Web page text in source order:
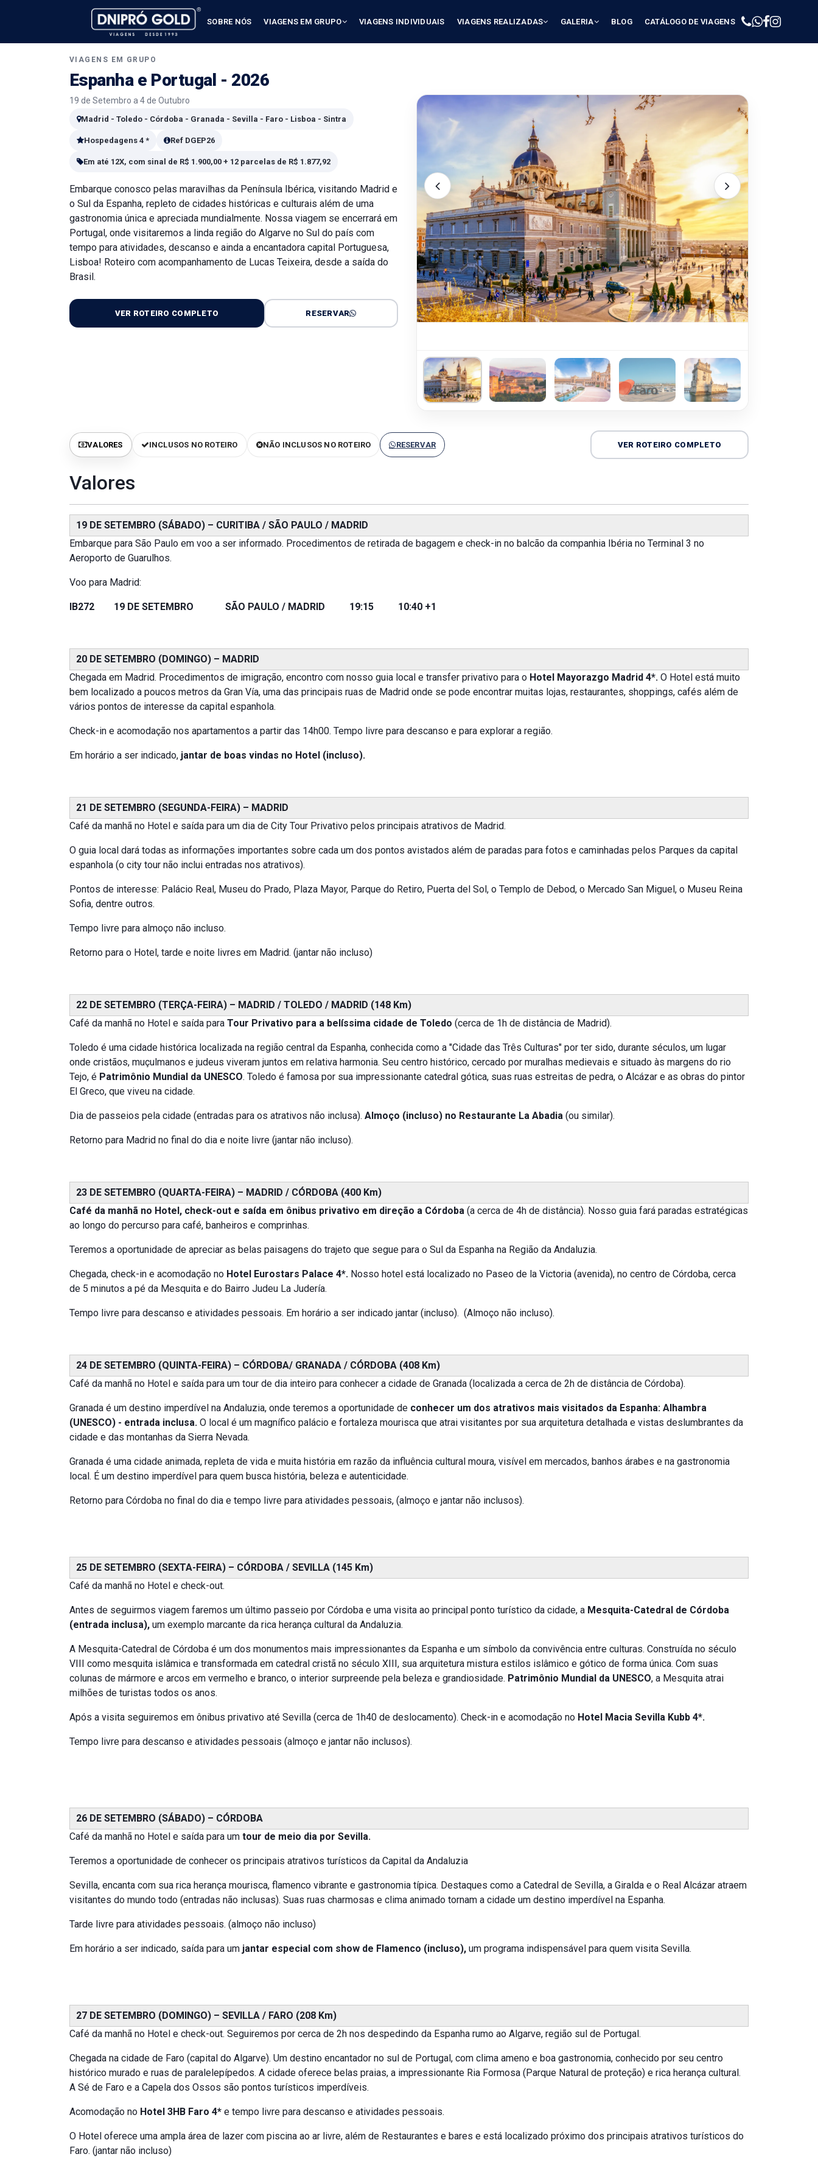
SOBRE NÓS VIAGENS EM GRUPO VIAGENS INDIVIDUAIS VIAGENS REALIZADAS GALERIA BLOG CATÁLOGO DE VIAGENS
VIAGENS EM GRUPO
Espanha e Portugal - 2026
19 de Setembro a 4 de Outubro
Madrid - Toledo - Córdoba - Granada - Sevilla - Faro - Lisboa - Sintra
Hospedagens 4 * Ref DGEP26
Em até 12X, com sinal de R$ 1.900,00 + 12 parcelas de R$ 1.877,92
Embarque conosco pelas maravilhas da Península Ibérica, visitando Madrid e
o Sul da Espanha, repleto de cidades históricas e culturais além de uma
gastronomia única e apreciada mundialmente. Nossa viagem se encerrará em
Portugal, onde visitaremos a linda região do Algarve no Sul do país com
tempo para atividades, descanso e ainda a encantadora capital Portuguesa,
Lisboa! Roteiro com acompanhamento de Lucas Teixeira, desde a saída do
Brasil.
VER ROTEIRO COMPLETO RESERVAR
VALORES INCLUSOS NO ROTEIRO NÃO INCLUSOS NO ROTEIRO RESERVAR VER ROTEIRO COMPLETO
Valores
19 DE SETEMBRO (SÁBADO) – CURITIBA / SÃO PAULO / MADRID
Embarque para São Paulo em voo a ser informado. Procedimentos de retirada de bagagem e check-in no balcão da companhia Ibéria no Terminal 3 no
Aeroporto de Guarulhos.
Voo para Madrid:
IB272 19 DE SETEMBRO SÃO PAULO / MADRID 19:15 10:40 +1
20 DE SETEMBRO (DOMINGO) – MADRID
Chegada em Madrid. Procedimentos de imigração, encontro com nosso guia local e transfer privativo para o Hotel Mayorazgo Madrid 4*. O Hotel está muito
bem localizado a poucos metros da Gran Vía, uma das principais ruas de Madrid onde se pode encontrar muitas lojas, restaurantes, shoppings, cafés além de
vários pontos de interesse da capital espanhola.
Check-in e acomodação nos apartamentos a partir das 14h00. Tempo livre para descanso e para explorar a região.
Em horário a ser indicado, jantar de boas vindas no Hotel (incluso).
21 DE SETEMBRO (SEGUNDA-FEIRA) – MADRID
Café da manhã no Hotel e saída para um dia de City Tour Privativo pelos principais atrativos de Madrid.
O guia local dará todas as informações importantes sobre cada um dos pontos avistados além de paradas para fotos e caminhadas pelos Parques da capital
espanhola (o city tour não inclui entradas nos atrativos).
Pontos de interesse: Palácio Real, Museu do Prado, Plaza Mayor, Parque do Retiro, Puerta del Sol, o Templo de Debod, o Mercado San Miguel, o Museu Reina
Sofia, dentre outros.
Tempo livre para almoço não incluso.
Retorno para o Hotel, tarde e noite livres em Madrid. (jantar não incluso)
22 DE SETEMBRO (TERÇA-FEIRA) – MADRID / TOLEDO / MADRID (148 Km)
Café da manhã no Hotel e saída para Tour Privativo para a belíssima cidade de Toledo (cerca de 1h de distância de Madrid).
Toledo é uma cidade histórica localizada na região central da Espanha, conhecida como a "Cidade das Três Culturas" por ter sido, durante séculos, um lugar
onde cristãos, muçulmanos e judeus viveram juntos em relativa harmonia. Seu centro histórico, cercado por muralhas medievais e situado às margens do rio
Tejo, é Patrimônio Mundial da UNESCO. Toledo é famosa por sua impressionante catedral gótica, suas ruas estreitas de pedra, o Alcázar e as obras do pintor
El Greco, que viveu na cidade.
Dia de passeios pela cidade (entradas para os atrativos não inclusa). Almoço (incluso) no Restaurante La Abadia (ou similar).
Retorno para Madrid no final do dia e noite livre (jantar não incluso).
23 DE SETEMBRO (QUARTA-FEIRA) – MADRID / CÓRDOBA (400 Km)
Café da manhã no Hotel, check-out e saída em ônibus privativo em direção a Córdoba (a cerca de 4h de distância). Nosso guia fará paradas estratégicas
ao longo do percurso para café, banheiros e comprinhas.
Teremos a oportunidade de apreciar as belas paisagens do trajeto que segue para o Sul da Espanha na Região da Andaluzia.
Chegada, check-in e acomodação no Hotel Eurostars Palace 4*. Nosso hotel está localizado no Paseo de la Victoria (avenida), no centro de Córdoba, cerca
de 5 minutos a pé da Mesquita e do Bairro Judeu La Judería.
Tempo livre para descanso e atividades pessoais. Em horário a ser indicado jantar (incluso). (Almoço não incluso).
24 DE SETEMBRO (QUINTA-FEIRA) – CÓRDOBA/ GRANADA / CÓRDOBA (408 Km)
Café da manhã no Hotel e saída para um tour de dia inteiro para conhecer a cidade de Granada (localizada a cerca de 2h de distância de Córdoba).
Granada é um destino imperdível na Andaluzia, onde teremos a oportunidade de conhecer um dos atrativos mais visitados da Espanha: Alhambra
(UNESCO) - entrada inclusa. O local é um magnífico palácio e fortaleza mourisca que atrai visitantes por sua arquitetura detalhada e vistas deslumbrantes da
cidade e das montanhas da Sierra Nevada.
Granada é uma cidade animada, repleta de vida e muita história em razão da influência cultural moura, visível em mercados, banhos árabes e na gastronomia
local. É um destino imperdível para quem busca história, beleza e autenticidade.
Retorno para Córdoba no final do dia e tempo livre para atividades pessoais, (almoço e jantar não inclusos).
25 DE SETEMBRO (SEXTA-FEIRA) – CÓRDOBA / SEVILLA (145 Km)
Café da manhã no Hotel e check-out.
Antes de seguirmos viagem faremos um último passeio por Córdoba e uma visita ao principal ponto turístico da cidade, a Mesquita-Catedral de Córdoba
(entrada inclusa), um exemplo marcante da rica herança cultural da Andaluzia.
A Mesquita-Catedral de Córdoba é um dos monumentos mais impressionantes da Espanha e um símbolo da convivência entre culturas. Construída no século
VIII como mesquita islâmica e transformada em catedral cristã no século XIII, sua arquitetura mistura estilos islâmico e gótico de forma única. Com suas
colunas de mármore e arcos em vermelho e branco, o interior surpreende pela beleza e grandiosidade. Patrimônio Mundial da UNESCO, a Mesquita atrai
milhões de turistas todos os anos.
Após a visita seguiremos em ônibus privativo até Sevilla (cerca de 1h40 de deslocamento). Check-in e acomodação no Hotel Macia Sevilla Kubb 4*.
Tempo livre para descanso e atividades pessoais (almoço e jantar não inclusos).
26 DE SETEMBRO (SÁBADO) – CÓRDOBA
Café da manhã no Hotel e saída para um tour de meio dia por Sevilla.
Teremos a oportunidade de conhecer os principais atrativos turísticos da Capital da Andaluzia
Sevilla, encanta com sua rica herança mourisca, flamenco vibrante e gastronomia típica. Destaques como a Catedral de Sevilla, a Giralda e o Real Alcázar atraem
visitantes do mundo todo (entradas não inclusas). Suas ruas charmosas e clima animado tornam a cidade um destino imperdível na Espanha.
Tarde livre para atividades pessoais. (almoço não incluso)
Em horário a ser indicado, saída para um jantar especial com show de Flamenco (incluso), um programa indispensável para quem visita Sevilla.
27 DE SETEMBRO (DOMINGO) – SEVILLA / FARO (208 Km)
Café da manhã no Hotel e check-out. Seguiremos por cerca de 2h nos despedindo da Espanha rumo ao Algarve, região sul de Portugal.
Chegada na cidade de Faro (capital do Algarve). Um destino encantador no sul de Portugal, com clima ameno e boa gastronomia, conhecido por seu centro
histórico murado e ruas de paralelepípedos. A cidade oferece belas praias, a impressionante Ria Formosa (Parque Natural de proteção) e rica herança cultural.
A Sé de Faro e a Capela dos Ossos são pontos turísticos imperdíveis.
Acomodação no Hotel 3HB Faro 4* e tempo livre para descanso e atividades pessoais.
O Hotel oferece uma ampla área de lazer com piscina ao ar livre, além de Restaurantes e bares e está localizado próximo dos principais atrativos turísticos do
Faro. (jantar não incluso)